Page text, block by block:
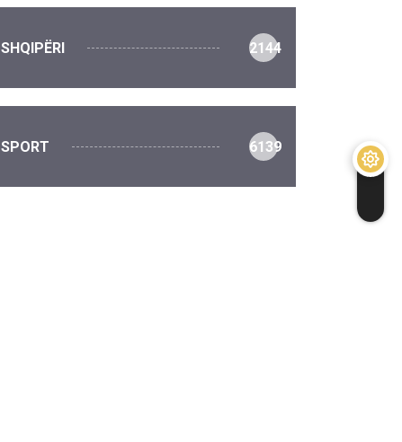
SHQIPËRI 2144
SPORT 6139